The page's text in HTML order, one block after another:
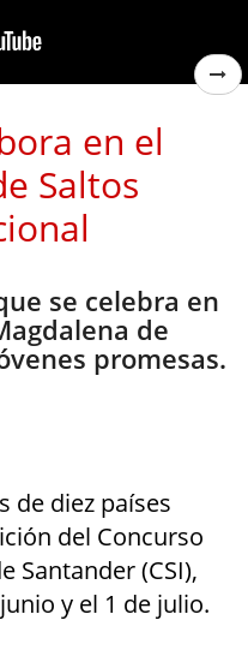
en el
Saltos
se celebra en
de
promesas.
de diez países
del Concurso
Santander (CSI),
y el 1 de julio.